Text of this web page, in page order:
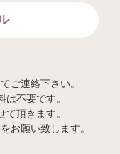
ご連絡下さい。
不要です。
頂きます。
お願い致します。